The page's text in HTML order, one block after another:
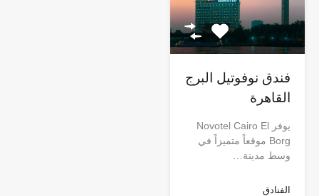
فندق نوفوتيل البرج
القاهرة
يوفر Novotel Cairo El
Borg موقعاً متميزاً في
وسط مدينة…
الفنادق